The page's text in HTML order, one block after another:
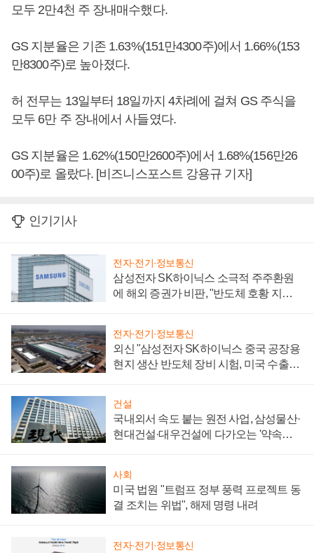
모두 2만4천 주 장내매수했다.
GS 지분율은 기존 1.63%(151만4300주)에서 1.66%(153
만8300주)로 높아졌다.
허 전무는 13일부터 18일까지 4차례에 걸쳐 GS 주식을
모두 6만 주 장내에서 사들였다.
GS 지분율은 1.62%(150만2600주)에서 1.68%(156만26
00주)로 올랐다. [비즈니스포스트 강용규 기자]
인기기사
전자·전기·정보통신
삼성전자 SK하이닉스 소극적 주주환원
에 해외 증권가 비판, "반도체 호황 지속
전자·전기·정보통신
외신 "삼성전자 SK하이닉스 중국 공장용
현지 생산 반도체 장비 시험, 미국 수출통
건설
국내외서 속도 붙는 원전 사업, 삼성물산·
현대건설·대우건설에 다가오는 '약속의
사회
미국 법원 "트럼프 정부 풍력 프로젝트 동
결 조치는 위법", 해제 명령 내려
전자·전기·정보통신